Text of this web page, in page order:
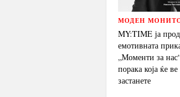
МОДЕН
MY:TIME ја
емотивната
„Моменти за
порака која ќе
застанете